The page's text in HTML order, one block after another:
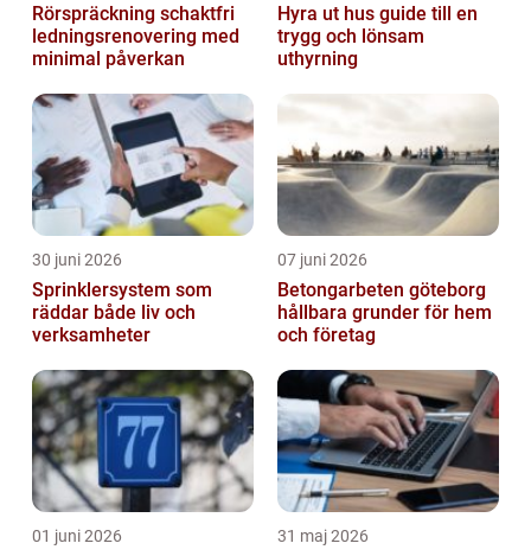
Rörspräckning schaktfri
ledningsrenovering med
minimal påverkan
Hyra ut hus guide till en
trygg och lönsam
uthyrning
30 juni 2026
Sprinklersystem som
räddar både liv och
verksamheter
07 juni 2026
Betongarbeten göteborg
hållbara grunder för hem
och företag
01 juni 2026 31 maj 2026